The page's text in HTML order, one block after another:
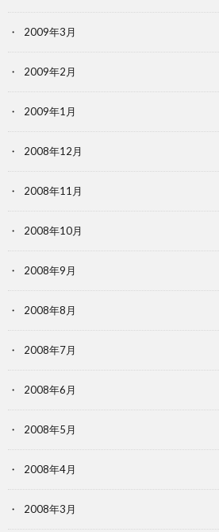
2009年3月
2009年2月
2009年1月
2008年12月
2008年11月
2008年10月
2008年9月
2008年8月
2008年7月
2008年6月
2008年5月
2008年4月
2008年3月